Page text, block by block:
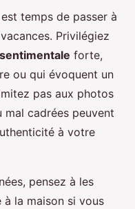
temps de passer à
Privilégiez
forte,
ou qui évoquent un
pas aux photos
cadrées peuvent
à votre
pensez à les
à la maison si vous